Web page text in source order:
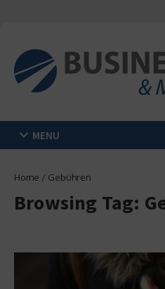
MENU
Home / Gebühren
Browsing Tag: